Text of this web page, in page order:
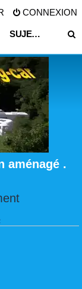
CONNEXION
SUJETS ACTIFS
aménagé .